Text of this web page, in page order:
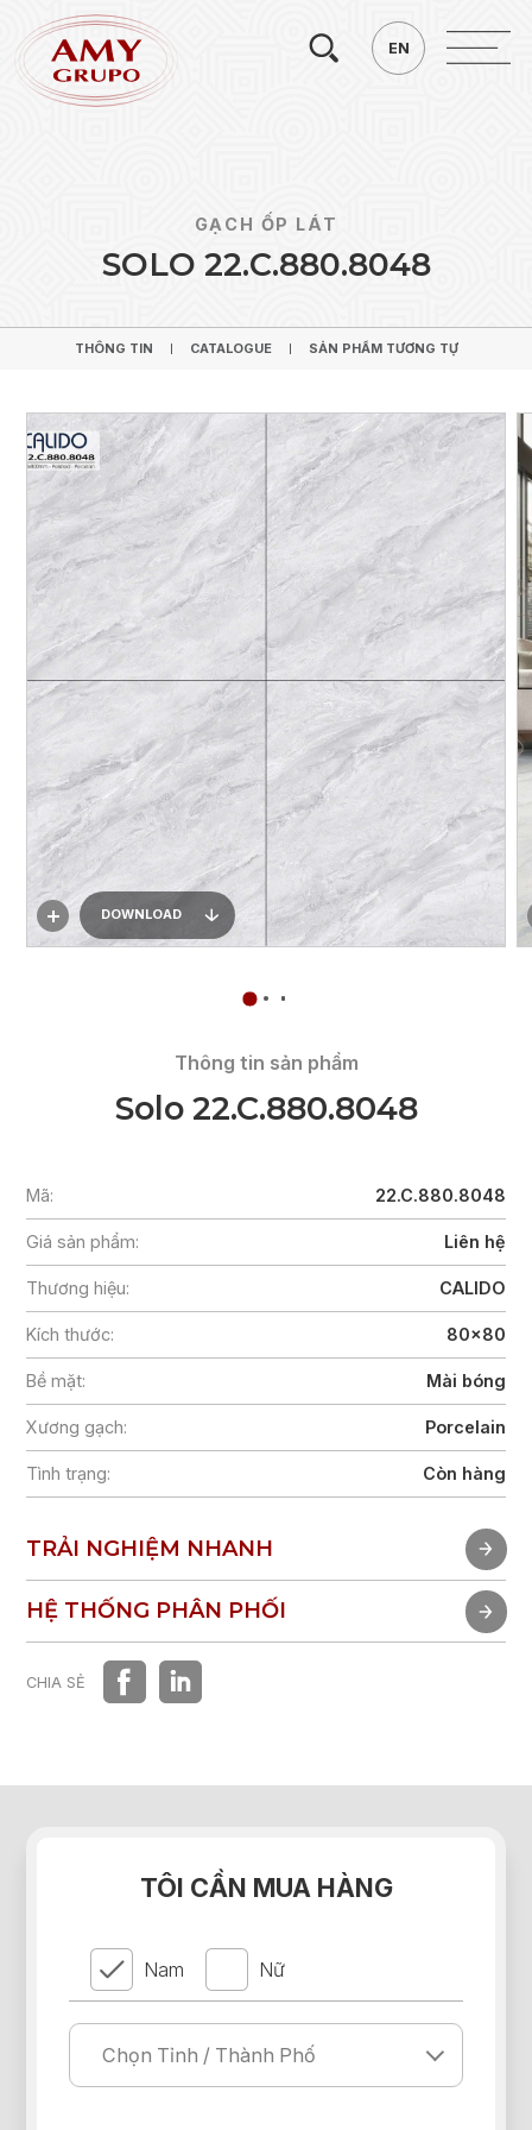
EN
GẠCH ỐP LÁT
SOLO 22.C.880.8048
THÔNG TIN CATALOGUE SẢN PHẨM TƯƠNG TỰ
DOWNLOAD
Thông tin sản phẩm
Solo 22.C.880.8048
Mã: 22.C.880.8048
Giá sản phẩm: Liên hệ
Thương hiệu: CALIDO
Kích thước: 80x80
Bề mặt: Mài bóng
Xương gạch: Porcelain
Tình trạng: Còn hàng
TRẢI NGHIỆM NHANH
TRẢI NGHIỆM NHANH
HỆ THỐNG PHÂN PHỐI
HỆ THỐNG PHÂN PHỐI
CHIA SẺ
TÔI CẦN MUA HÀNG
Nam Nữ
Tìm